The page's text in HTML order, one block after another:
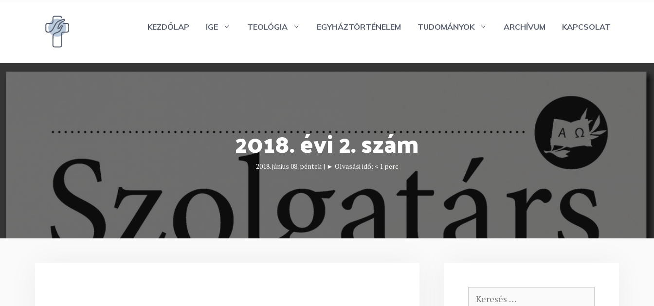
KEZDŐLAP IGE TEOLÓGIA EGYHÁZTÖRTÉNELEM TUDOMÁNYOK ARCHÍVUM KAPCSOLAT
2018. évi 2. szám
2018. június 08. péntek| ► Olvasási idő: < 1 perc
Keresés: